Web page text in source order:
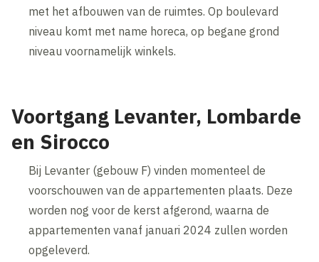
met het afbouwen van de ruimtes. Op boulevard
niveau komt met name horeca, op begane grond
niveau voornamelijk winkels.
Voortgang Levanter, Lombarde
en Sirocco
Bij Levanter (gebouw F) vinden momenteel de
voorschouwen van de appartementen plaats. Deze
worden nog voor de kerst afgerond, waarna de
appartementen vanaf januari 2024 zullen worden
opgeleverd.